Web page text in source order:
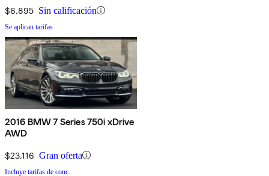
$6,895 Sin calificación
Se aplican tarifas
2016 BMW 7 Series 750i xDrive
AWD
$23,116 Gran oferta
Incluye tarifas de conc.